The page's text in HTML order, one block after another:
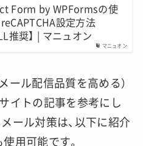
マニュオン
Form by WPFormsの使
設定方法
推奨】 | マニュオン
メール配信品質を高める）
イトの記事を参考にし
ール対策は、以下に紹介
用可能です。